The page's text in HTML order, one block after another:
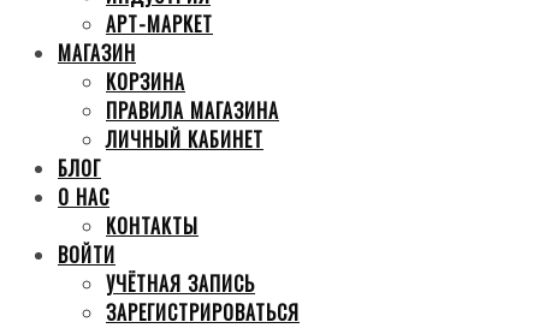
АРТ-МАРКЕТ
МАГАЗИН
КОРЗИНА
ПРАВИЛА МАГАЗИНА
ЛИЧНЫЙ КАБИНЕТ
БЛОГ
О НАС
КОНТАКТЫ
ВОЙТИ
УЧЁТНАЯ ЗАПИСЬ
ЗАРЕГИСТРИРОВАТЬСЯ